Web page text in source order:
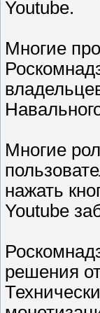
Youtube.
Многие
Многие
нажать
Youtube
решения